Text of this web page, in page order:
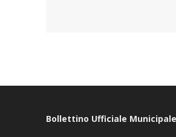
Bollettino Ufficiale Municipale